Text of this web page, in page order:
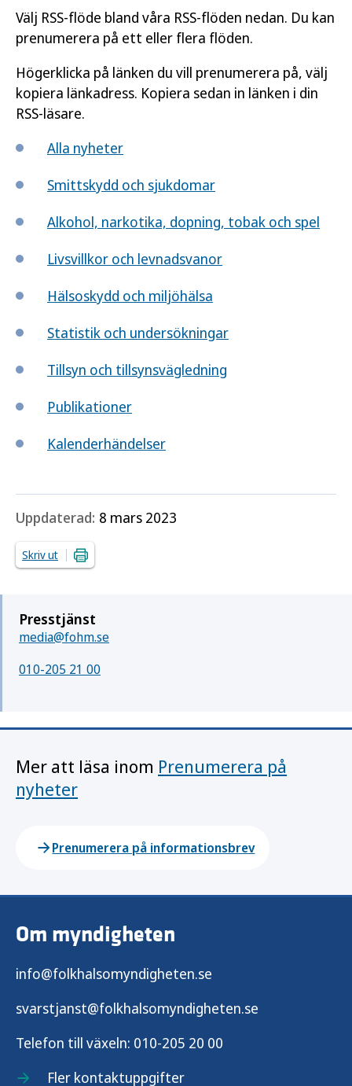
Välj RSS-flöde bland våra RSS-flöden nedan. Du kan
prenumerera på ett eller flera flöden.
Högerklicka på länken du vill prenumerera på, välj
kopiera länkadress. Kopiera sedan in länken i din
RSS-läsare.
Alla nyheter
Smittskydd och sjukdomar
Alkohol, narkotika, dopning, tobak och spel
Livsvillkor och levnadsvanor
Hälsoskydd och miljöhälsa
Statistik och undersökningar
Tillsyn och tillsynsvägledning
Publikationer
Kalenderhändelser
Uppdaterad: 8 mars 2023
Skriv ut
Presstjänst
media@fohm.se
010-205 21 00
Mer att läsa inom Prenumerera på
nyheter
Prenumerera på informationsbrev
Om myndigheten
info@folkhalsomyndigheten.se
svarstjanst@folkhalsomyndigheten.se
Telefon till växeln: 010-205 20 00
Fler kontaktuppgifter